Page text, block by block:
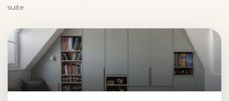
suite.